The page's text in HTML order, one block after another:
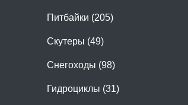
Питбайки (205)
Скутеры (49)
Снегоходы (98)
Гидроциклы (31)